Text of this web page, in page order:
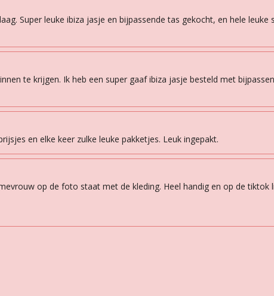
Super leuke ibiza jasje en bijpassende tas gekocht, en hele
te krijgen. Ik heb een super gaaf ibiza jasje besteld met
en elke keer zulke leuke pakketjes. Leuk ingepakt.
op de foto staat met de kleding. Heel handig en op de tiktok